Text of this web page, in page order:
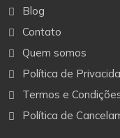
Blog
Contato
Quem somos
Política de
Termos e
Política de